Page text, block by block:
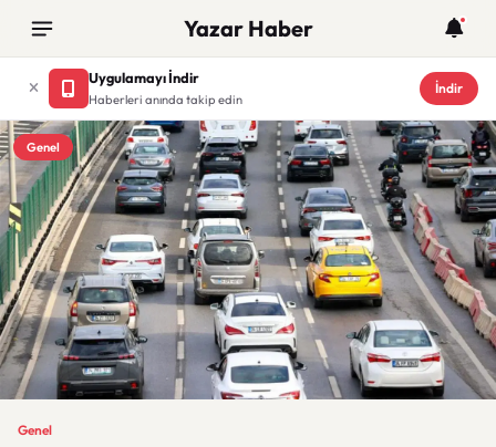
Yazar Haber
Uygulamayı İndir
Haberleri anında takip edin
İndir
Genel
Genel